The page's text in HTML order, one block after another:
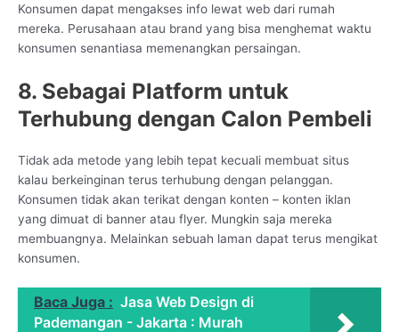
Konsumen dapat mengakses info lewat web dari rumah
mereka. Perusahaan atau brand yang bisa menghemat waktu
konsumen senantiasa memenangkan persaingan.
8. Sebagai Platform untuk
Terhubung dengan Calon Pembeli
Tidak ada metode yang lebih tepat kecuali membuat situs
kalau berkeinginan terus terhubung dengan pelanggan.
Konsumen tidak akan terikat dengan konten – konten iklan
yang dimuat di banner atau flyer. Mungkin saja mereka
membuangnya. Melainkan sebuah laman dapat terus mengikat
konsumen.
Baca Juga : Jasa Web Design di
Pademangan - Jakarta : Murah
Online